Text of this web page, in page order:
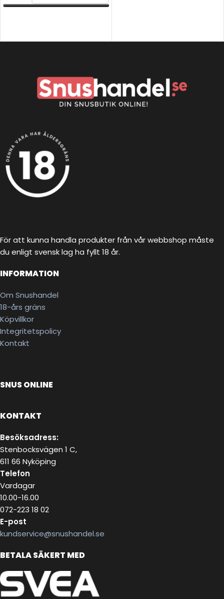
För att kunna handla produkter från vår webbshop måste
du enligt svensk lag ha fyllt 18 år.
INFORMATION
Om Snushandel
18-års gräns
Köpvillkor
Integritetspolicy
Kontakt
SNUS ONLINE
KONTAKT
Besöksadress:
Stenbocksvägen 1 C,
611 66 Nyköping
Telefon
Vardagar
10.00-16.00
072-223 18 02
E-post
kundservice@snushandel.se
BETALA SÄKERT MED